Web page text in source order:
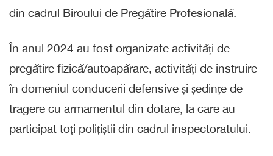
din cadrul Biroului de Pregătire Profesională.
În anul 2024 au fost organizate activități de
pregătire fizică/autoapărare, activități de instruire
în domeniul conducerii defensive și ședințe de
tragere cu armamentul din dotare, la care au
participat toți polițiștii din cadrul inspectoratului.